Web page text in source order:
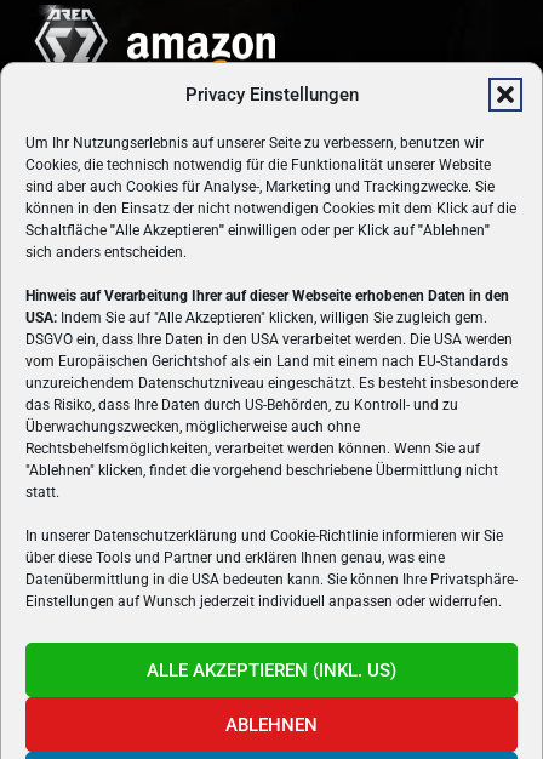
Privacy Einstellungen
Um Ihr Nutzungserlebnis auf unserer Seite zu verbessern, benutzen wir
Cookies, die technisch notwendig für die Funktionalität unserer Website
sind aber auch Cookies für Analyse-, Marketing und Trackingzwecke. Sie
können in den Einsatz der nicht notwendigen Cookies mit dem Klick auf die
Schaltfläche "Alle Akzeptieren" einwilligen oder per Klick auf"Ablehnen"
sich anders entscheiden.
Hinweis auf Verarbeitung Ihrer auf dieser Webseite erhobenen Daten in den
USA: Indem Sie auf "Alle Akzeptieren" klicken, willigen Sie zugleich gem.
DSGVO ein, dass Ihre Daten in den USA verarbeitet werden. Die USA werden
vom Europäischen Gerichtshof als ein Land mit einem nach EU-Standards
unzureichendem Datenschutzniveau eingeschätzt. Es besteht insbesondere
das Risiko, dass Ihre Daten durch US-Behörden, zu Kontroll- und zu
Überwachungszwecken, möglicherweise auch ohne
Rechtsbehelfsmöglichkeiten, verarbeitet werden können. Wenn Sie auf
"Ablehnen" klicken, findet die vorgehend beschriebene Übermittlung nicht
statt.
In unserer Datenschutzerklärung und Cookie-Richtlinie informieren wir Sie
über diese Tools und Partner und erklären Ihnen genau, was eine
Datenübermittlung in die USA bedeuten kann. Sie können Ihre Privatsphäre-
Einstellungen auf Wunsch jederzeit individuell anpassen oder widerrufen.
ALLE AKZEPTIEREN (INKL. US)
ABLEHNEN
ÜBER UNS
VON GAMERN, FÜR GAMER! Gamers.at ist das älteste Online-
Spielemagazin Österreichs und bringt täglich aktuelle News,
Reviews und Videos zu PC- und Konsolenspielen, Gaming-
Hardware und aus der Welt des e-Sport's.
FOLGE UNS